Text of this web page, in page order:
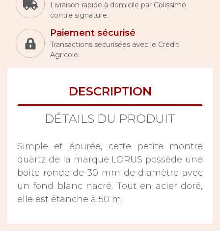
Livraison rapide à domicile par Colissimo
contre signature.
Paiement sécurisé
Transactions sécurisées avec le Crédit
Agricole.
DESCRIPTION
DÉTAILS DU PRODUIT
Simple et épurée, cette petite montre
quartz de la marque LORUS possède une
boite ronde de 30 mm de diamètre avec
un fond blanc nacré. Tout en acier doré,
elle est étanche à 50 m.